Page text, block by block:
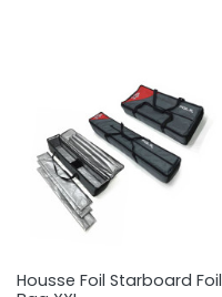
Housse Foil Starboard Foil